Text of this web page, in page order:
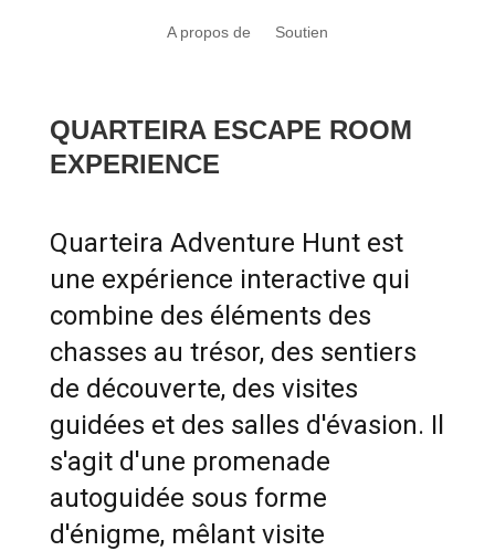
A propos de Soutien
QUARTEIRA ESCAPE ROOM
EXPERIENCE
Quarteira Adventure Hunt est
une expérience interactive qui
combine des éléments des
chasses au trésor, des sentiers
de découverte, des visites
guidées et des salles d'évasion. Il
s'agit d'une promenade
autoguidée sous forme
d'énigme, mêlant visite